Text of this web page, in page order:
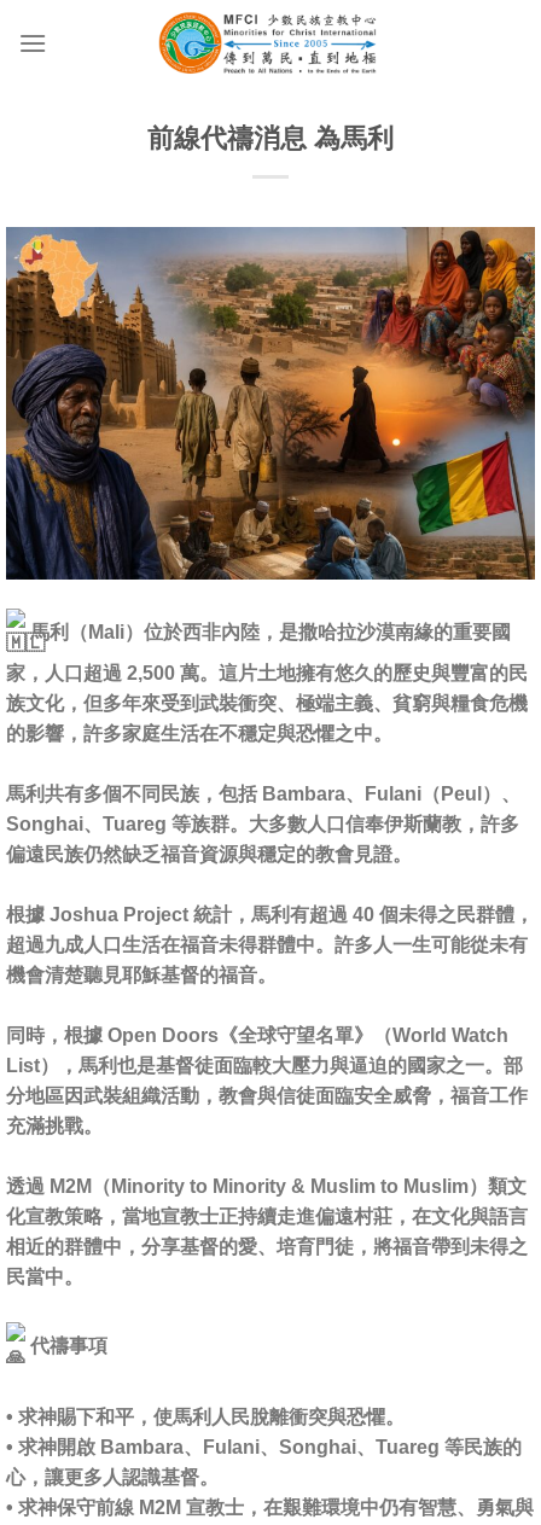
前線代禱消息 為馬利
馬利（Mali）位於西非內陸，是撒哈拉沙漠南緣的重要國
家，人口超過 2,500 萬。這片土地擁有悠久的歷史與豐富的民
族文化，但多年來受到武裝衝突、極端主義、貧窮與糧食危機
的影響，許多家庭生活在不穩定與恐懼之中。
馬利共有多個不同民族，包括 Bambara、Fulani（Peul）、
Songhai、Tuareg 等族群。大多數人口信奉伊斯蘭教，許多
偏遠民族仍然缺乏福音資源與穩定的教會見證。
根據 Joshua Project 統計，馬利有超過 40 個未得之民群體，
超過九成人口生活在福音未得群體中。許多人一生可能從未有
機會清楚聽見耶穌基督的福音。
同時，根據 Open Doors《全球守望名單》（World Watch
List），馬利也是基督徒面臨較大壓力與逼迫的國家之一。部
分地區因武裝組織活動，教會與信徒面臨安全威脅，福音工作
充滿挑戰。
透過 M2M（Minority to Minority & Muslim to Muslim）類文
化宣教策略，當地宣教士正持續走進偏遠村莊，在文化與語言
相近的群體中，分享基督的愛、培育門徒，將福音帶到未得之
民當中。
代禱事項
• 求神賜下和平，使馬利人民脫離衝突與恐懼。
• 求神開啟 Bambara、Fulani、Songhai、Tuareg 等民族的
心，讓更多人認識基督。
• 求神保守前線 M2M 宣教士，在艱難環境中仍有智慧、勇氣與